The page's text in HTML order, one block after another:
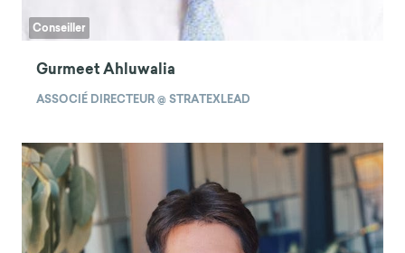
Conseiller
Gurmeet Ahluwalia
ASSOCIÉ DIRECTEUR @ STRATEXLEAD